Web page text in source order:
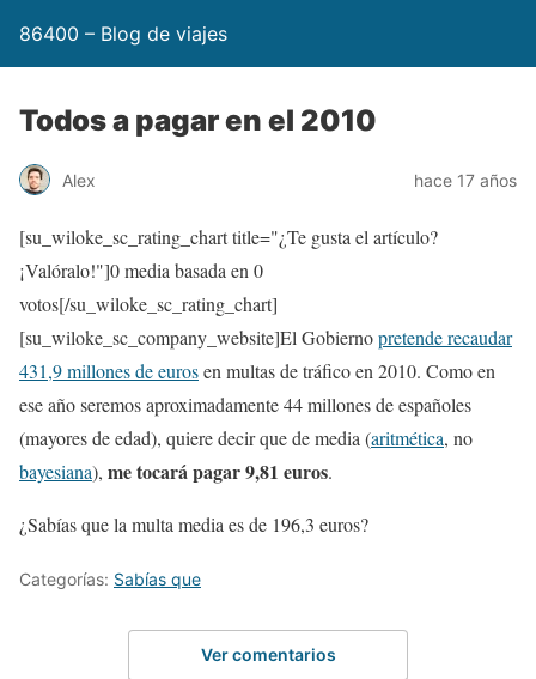
86400 – Blog de viajes
Todos a pagar en el 2010
Alex hace 17 años
[su_wiloke_sc_rating_chart title="¿Te gusta el artículo?
¡Valóralo!"]0media basada en 0
votos[/su_wiloke_sc_rating_chart]
[su_wiloke_sc_company_website]El Gobiernopretende recaudar
431,9 millones de eurosen multas de tráfico en 2010. Como en
ese año seremos aproximadamente 44 millones de españoles
(mayores de edad), quiere decir que de media (aritmética, no
bayesiana), me tocará pagar 9,81 euros.
¿Sabías que la multa media es de 196,3 euros?
Categorías: Sabías que
Ver comentarios